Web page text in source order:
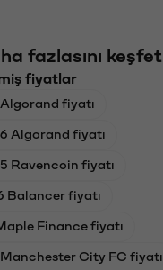
fazlasını keşfet
fiyatlar
fiyatı
Algorand fiyatı
Ravencoin fiyatı
Balancer fiyatı
Finance fiyatı
City FC fiyatı